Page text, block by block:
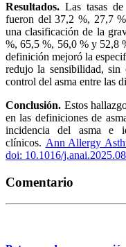
Resultados. Las tasas
fueron del 37,2 %, 27,7
una clasificación de la
%, 65,5 %, 56,0 % y 52,8
definición mejoró la
redujo la sensibilidad, sin
control del asma entre las
Conclusión. Estos
en las definiciones de
incidencia del asma e
clínicos. Ann Allergy
doi: 10.1016/
Comentario